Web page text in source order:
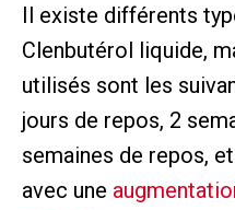
Il existe différents
Clenbutérol liquide,
utilisés sont les
jours de repos, 2
semaines de repos,
avec une